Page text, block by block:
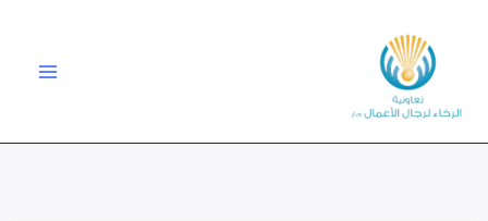
المحتوى